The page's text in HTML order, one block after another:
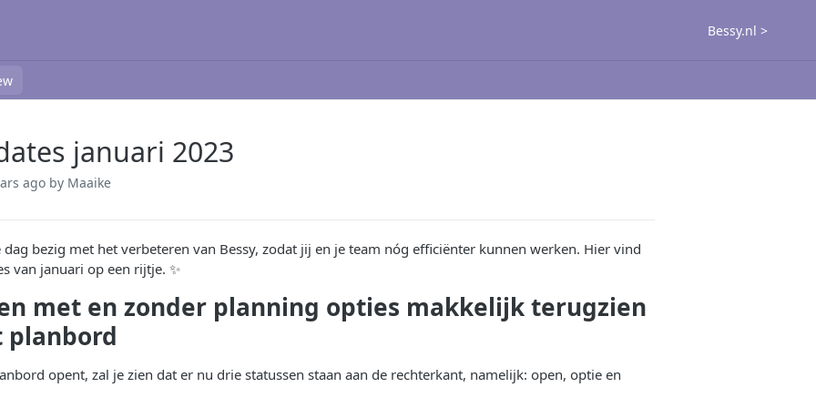
Bessy.nl >
januari 2023
ago by Maaike
dag bezig met het verbeteren van Bessy, zodat jij en je team nóg efficiënter kunnen werken. Hier vind
van januari op een rijtje. ✨
met en zonder planning opties makkelijk terugzien
planbord
opent, zal je zien dat er nu drie statussen staan aan de rechterkant, namelijk: open, optie en